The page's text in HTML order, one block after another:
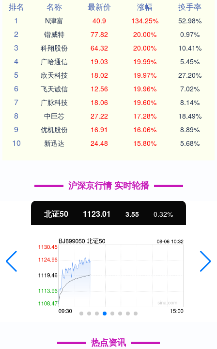
排名
名称 最新价 涨幅
换手率
1
N津富 40.9 134.25% 52.98%
2 锴威特 77.82 20.00% 0.97%
3 科翔股份 64.32 20.00% 10.41%
4 广哈通信 19.03 19.99% 5.45%
5 欣天科技 18.02 19.97% 27.20%
6 飞天诚信 12.56 19.96% 7.02%
7 广脉科技 18.06 19.60% 8.14%
8 中巨芯 27.22 17.28% 18.49%
9 优机股份 16.91 16.06% 8.89%
10 新迅达 24.48 15.80% 5.68%
沪深京行情 实时轮播
北证50 1123.01 3.55 0.32%
热点资讯